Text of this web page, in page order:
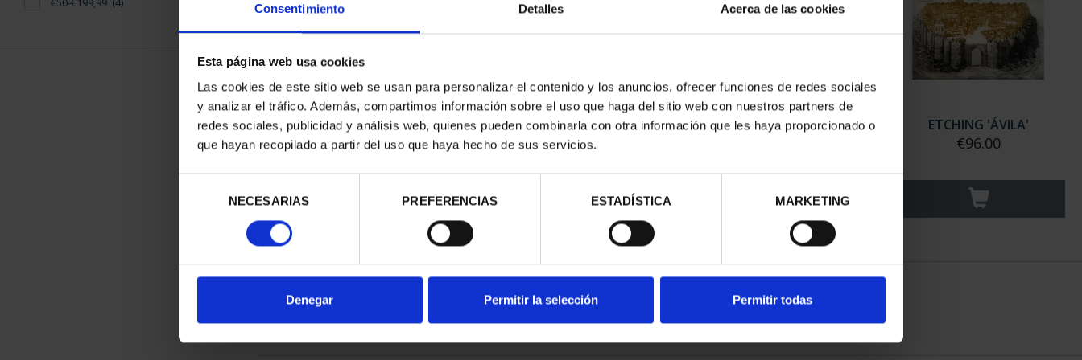
Consentimiento Detalles Acerca de las cookies
Esta página web usa cookies
Las cookies de este sitio web se usan para personalizar el contenido y los anuncios, ofrecer funciones de redes sociales
y analizar el tráfico. Además, compartimos información sobre el uso que haga del sitio web con nuestros partners de
redes sociales, publicidad y análisis web, quienes pueden combinarla con otra información que les haya proporcionado o
que hayan recopilado a partir del uso que haya hecho de sus servicios.
consentimiento
NECESARIAS PREFERENCIAS ESTADÍSTICA MARKETING
Denegar Permitir la selección Permitir todas
ETCHING 'CASAS-VIEJAS
AVILA'
ETCHING 'POR TIERRAS DE
SANTA TERESA'
ETCHING 'GATE OF VICENTE' ETCHING 'ÁVILA'
€96.00
SORT BY: